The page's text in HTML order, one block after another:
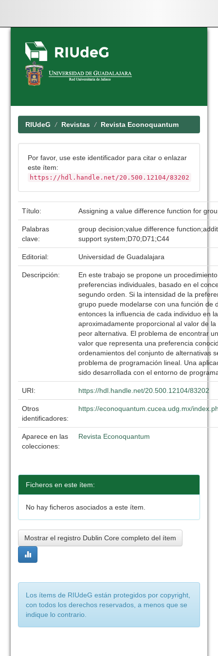
Skip
navigation
RIUdeG Revistas Revista Econoquantum
Por favor, use este identificador para citar o enlazar
este ítem:
https://hdl.handle.net/20.500.12104/83202
Título: Assigning a value difference function for
Palabras
clave:
group decision;value difference
support system;D70;D71;C44
Editorial: Universidad de Guadalajara
Descripción:
En este trabajo se propone un
preferencias individuales, basado en el
segundo orden. Si la intensidad de la
grupo puede modelarse con una función de
entonces la influencia de cada individuo en
aproximadamente proporcional al valor de
peor alternativa. El problema de encontrar
valor que representa una preferencia
ordenamientos del conjunto de alternativas
problema de programación lineal. Una
sido desarrollada con el entorno de
URI: https://hdl.handle.net/20.500.12104/83202
Otros
identificadores:
https://econoquantum.cucea.udg.mx/
Aparece en las
colecciones:
Revista Econoquantum
Ficheros en este ítem:
No hay ficheros asociados a este ítem.
Mostrar el registro Dublin Core completo del ítem
Los ítems de RIUdeG están protegidos por copyright,
con todos los derechos reservados, a menos que se
indique lo contrario.